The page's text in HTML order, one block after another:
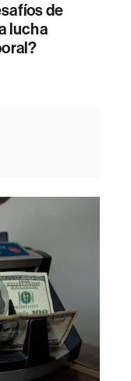
de
lucha